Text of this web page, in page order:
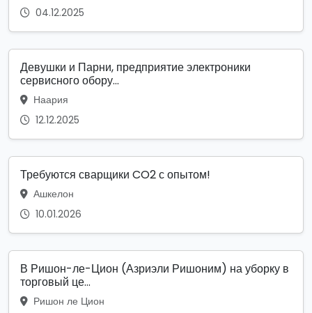
04.12.2025
Девушки и Парни, предприятие электроники
сервисного обору...
Наария
12.12.2025
Требуются сварщики CO2 с опытом!
Ашкелон
10.01.2026
В Ришон-ле-Цион (Азриэли Ришоним) на уборку в
торговый це...
Ришон ле Цион